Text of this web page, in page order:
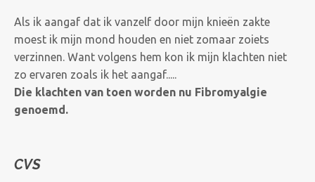
Als ik aangaf dat ik vanzelf door mijn knieën zakte
moest ik mijn mond houden en niet zomaar zoiets
verzinnen. Want volgens hem kon ik mijn klachten niet
zo ervaren zoals ik het aangaf.....
Die klachten van toen worden nu Fibromyalgie
genoemd.
CVS